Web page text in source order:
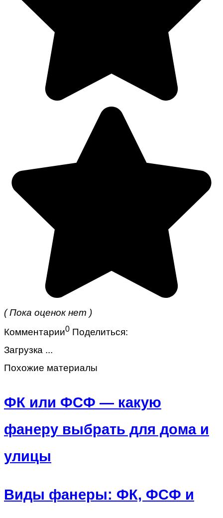
( Пока оценок нет )
Комментарии0 Поделиться:
Загрузка ...
Похожие материалы
ФК или ФСФ — какую
фанеру выбрать для дома и
улицы
Виды фанеры: ФК, ФСФ и